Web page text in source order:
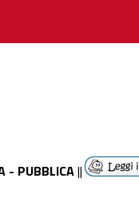
- PUBBLICA||